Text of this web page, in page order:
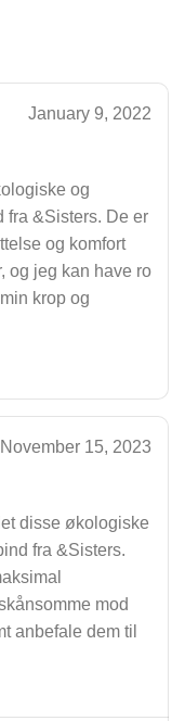
January 9, 2022
og
fra &Sisters. De er
og komfort
og jeg kan have ro
krop og
November 15, 2023
disse økologiske
fra &Sisters.
mod
anbefale dem til